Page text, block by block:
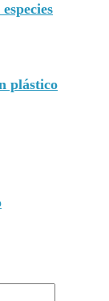
plástico